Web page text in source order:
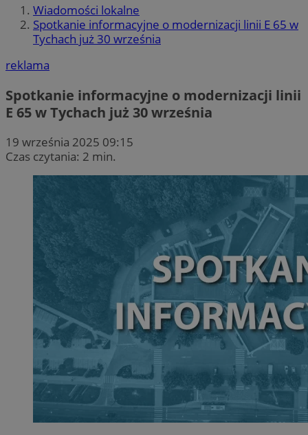
Wiadomości lokalne
Spotkanie informacyjne o modernizacji linii E 65 w
Tychach już 30 września
reklama
Spotkanie informacyjne o modernizacji linii
E 65 w Tychach już 30 września
19 września 2025 09:15
Czas czytania: 2 min.